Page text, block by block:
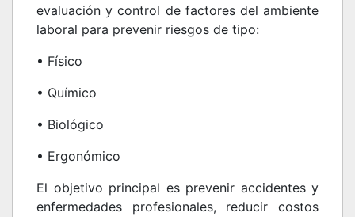
evaluación y control de factores del ambiente
laboral para prevenir riesgos de tipo:
• Físico
• Químico
• Biológico
• Ergonómico
El objetivo principal es prevenir accidentes y
enfermedades profesionales, reducir costos